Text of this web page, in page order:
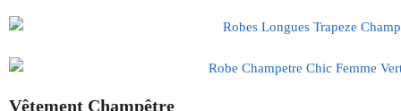
Vêtement Champêtre